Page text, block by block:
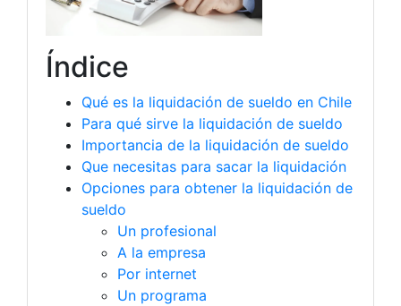
Índice
Qué es la liquidación de sueldo en Chile
Para qué sirve la liquidación de sueldo
Importancia de la liquidación de sueldo
Que necesitas para sacar la liquidación
Opciones para obtener la liquidación de
sueldo
Un profesional
A la empresa
Por internet
Un programa